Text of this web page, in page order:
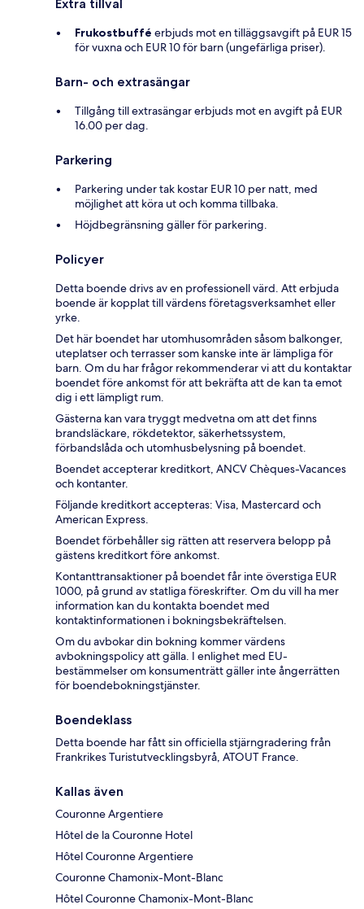
Extra tillval
Frukostbuffé erbjuds mot en tilläggsavgift på EUR 15
för vuxna och EUR 10 för barn (ungefärliga priser).
Barn- och extrasängar
Tillgång till extrasängar erbjuds mot en avgift på EUR
16.00 per dag.
Parkering
Parkering under tak kostar EUR 10 per natt, med
möjlighet att köra ut och komma tillbaka.
Höjdbegränsning gäller för parkering.
Policyer
Detta boende drivs av en professionell värd. Att erbjuda
boende är kopplat till värdens företagsverksamhet eller
yrke.
Det här boendet har utomhusområden såsom balkonger,
uteplatser och terrasser som kanske inte är lämpliga för
barn. Om du har frågor rekommenderar vi att du kontaktar
boendet före ankomst för att bekräfta att de kan ta emot
dig i ett lämpligt rum.
Gästerna kan vara tryggt medvetna om att det finns
brandsläckare, rökdetektor, säkerhetssystem,
förbandslåda och utomhusbelysning på boendet.
Boendet accepterar kreditkort, ANCV Chèques-Vacances
och kontanter.
Följande kreditkort accepteras: Visa, Mastercard och
American Express.
Boendet förbehåller sig rätten att reservera belopp på
gästens kreditkort före ankomst.
Kontanttransaktioner på boendet får inte överstiga EUR
1000, på grund av statliga föreskrifter. Om du vill ha mer
information kan du kontakta boendet med
kontaktinformationen i bokningsbekräftelsen.
Om du avbokar din bokning kommer värdens
avbokningspolicy att gälla. I enlighet med EU-
bestämmelser om konsumenträtt gäller inte ångerrätten
för boendebokningstjänster.
Boendeklass
Detta boende har fått sin officiella stjärngradering från
Frankrikes Turistutvecklingsbyrå, ATOUT France.
Kallas även
Couronne Argentiere
Hôtel de la Couronne Hotel
Hôtel Couronne Argentiere
Couronne Chamonix-Mont-Blanc
Hôtel Couronne Chamonix-Mont-Blanc